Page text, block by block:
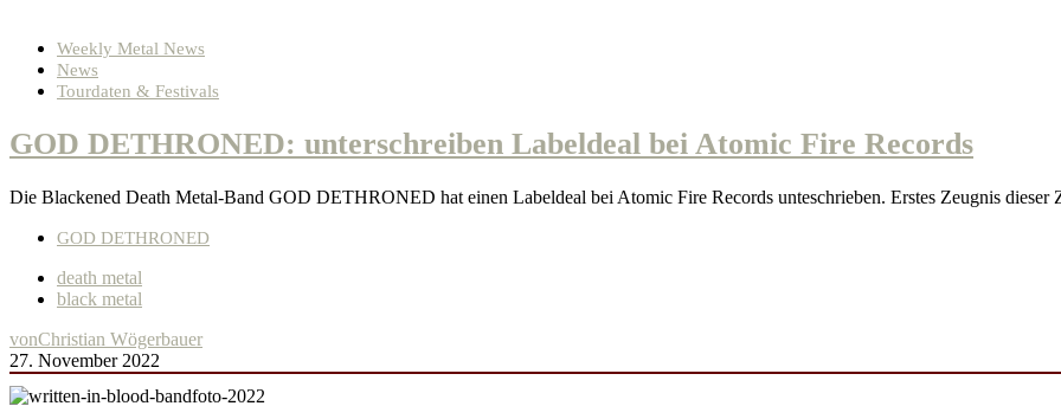
Weekly Metal News
News
Tourdaten & Festivals
GOD DETHRONED: unterschreiben Labeldeal bei Atomic Fire Records
Die Blackened Death Metal-Band GOD DETHRONED hat einen Labeldeal bei Atomic Fire Records unteschrieben. Erstes Zeugnis dieser
GOD DETHRONED
death metal
black metal
vonChristian Wögerbauer
27. November 2022